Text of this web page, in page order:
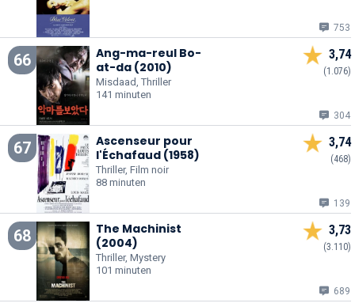
753
66
Ang-ma-reul Bo-
at-da (2010)
Misdaad, Thriller
141 minuten
3,74
(1.076)
304
67
Ascenseur pour
l'Échafaud (1958)
Thriller, Film noir
88 minuten
3,74
(468)
139
68
The Machinist
(2004)
Thriller, Mystery
101 minuten
3,73
(3.110)
689